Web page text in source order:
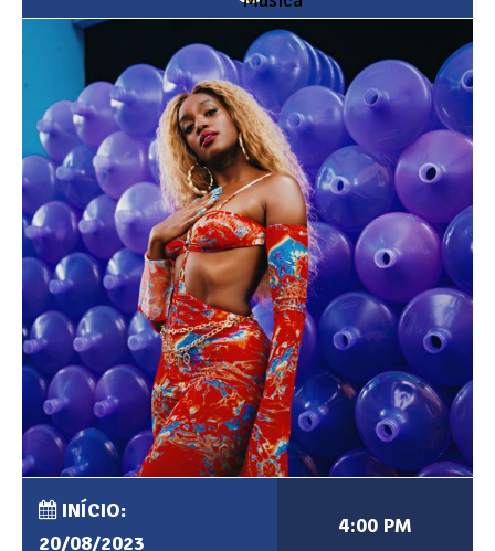
INÍCIO:
20/08/2023
4:00 PM